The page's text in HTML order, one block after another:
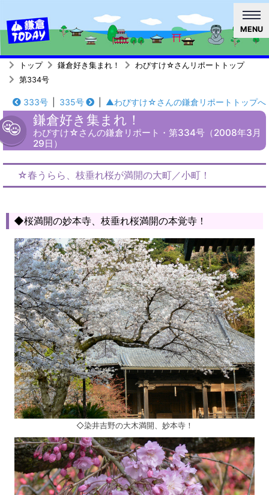
MENU
トップ 鎌倉好き集まれ！
わびすけ☆さんリポートトップ
第334号
333号 335号 ▲わびすけ☆さんの鎌倉リポートトップへ
鎌倉好き集まれ！
わびすけ☆さんの鎌倉リポート・第334号（2008年3月
29日）
☆春うらら、枝垂れ桜が満開の大町／小町！
◆桜満開の妙本寺、枝垂れ桜満開の本覚寺！
◇染井吉野の大木満開、妙本寺！